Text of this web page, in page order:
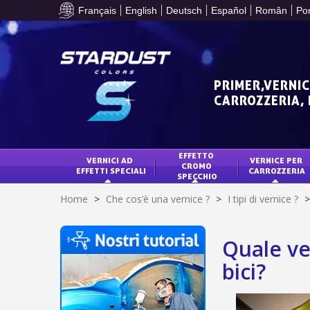
Français English Deutsch Español Român
VERNICI AD
EFFETTI SPECIALI
EFFETTO
CROMO
SPECCHIO
VERNICE PER
CARROZZERIA
Home > Che cos’è una vernice ? > I tipi di vernice ? >
Quale
bici?